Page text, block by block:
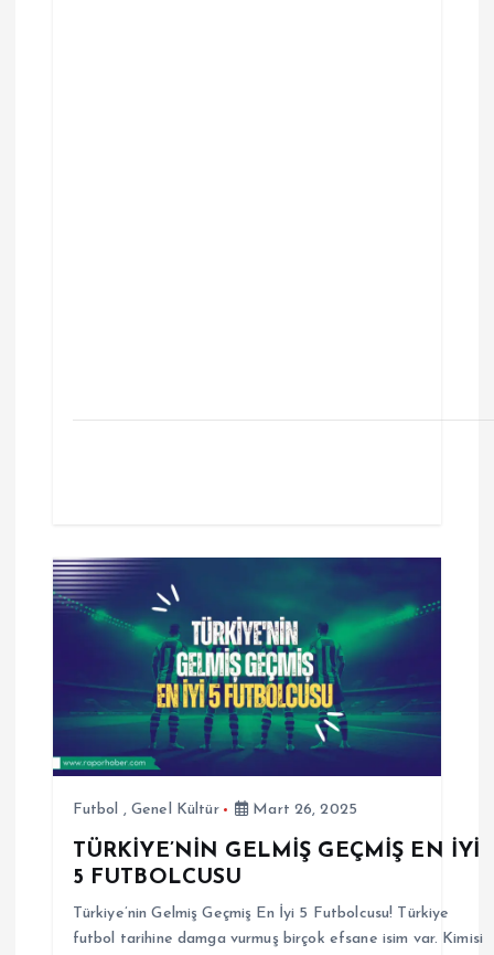
Futbol ,Genel Kültür Mart 26, 2025
TÜRKİYE’NİN GELMİŞ GEÇMİŞ EN İYİ
5 FUTBOLCUSU
Türkiye’nin Gelmiş Geçmiş En İyi 5 Futbolcusu! Türkiye
futbol tarihine damga vurmuş birçok efsane isim var. Kimisi